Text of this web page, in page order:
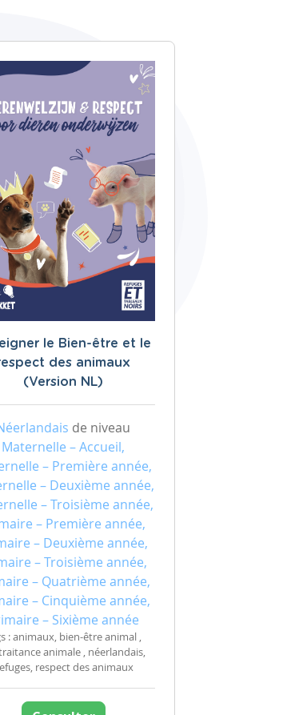
le Bien-être et le
des animaux
(Version NL)
de niveau
Maternelle – Accueil,
– Première année,
– Deuxième année,
– Troisième année,
– Première année,
– Deuxième année,
– Troisième année,
– Quatrième année,
– Cinquième année,
– Sixième année
: animaux, bien-être animal ,
animale , néerlandais,
respect des animaux